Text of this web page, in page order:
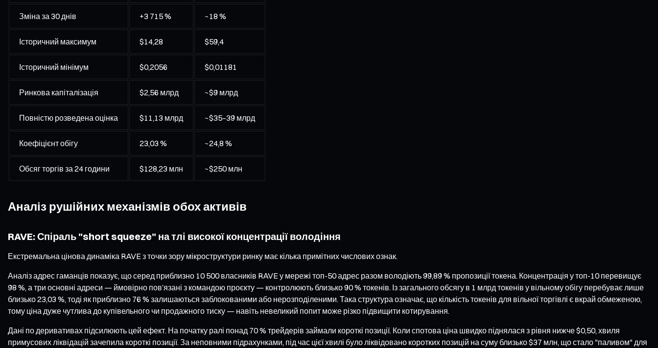
Зміна за 30 днів +3 715 % ~18 %
Історичний максимум $14,28 $59,4
Історичний мінімум $0,2056 $0,01181
Ринкова капіталізація $2,56 млрд ~$9 млрд
Повністю розведена оцінка $11,13 млрд ~$35–39 млрд
Коефіцієнт обігу 23,03 % ~24,8 %
Обсяг торгів за 24 години $128,23 млн ~$250 млн
Аналіз рушійних механізмів обох активів
RAVE: Спіраль "short squeeze" на тлі високої концентрації володіння
Екстремальна цінова динаміка RAVE з точки зору мікроструктури ринку має кілька примітних числових ознак.
Аналіз адрес гаманців показує, що серед приблизно 10 500 власників RAVE у мережі топ-50 адрес разом володіють 99,89 % пропозиції токена. Концентрація у топ-10 перевищує
98 %, а три основні адреси — ймовірно пов’язані з командою проєкту — контролюють близько 90 % токенів. Із загального обсягу в 1 млрд токенів у вільному обігу перебуває лише
близько 23,03 %, тоді як приблизно 76 % залишаються заблокованими або нерозподіленими. Така структура означає, що кількість токенів для вільної торгівлі є вкрай обмеженою,
тому ціна дуже чутлива до купівельного чи продажного тиску — навіть невеликий попит може різко підвищити котирування.
Дані по деривативах підсилюють цей ефект. На початку ралі понад 70 % трейдерів займали короткі позиції. Коли спотова ціна швидко піднялася з рівня нижче $0,50, хвиля
примусових ліквідацій зачепила короткі позиції. За неповними підрахунками, під час цієї хвилі було ліквідовано коротких позицій на суму близько $37 млн, що стало "паливом" для